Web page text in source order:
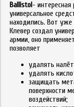
Ballistol- интересная
универсальное
находились. Вот
Клевер создал
армии, оно
позволяет
удалять
удалять
защищать
поверхности
воздействий;